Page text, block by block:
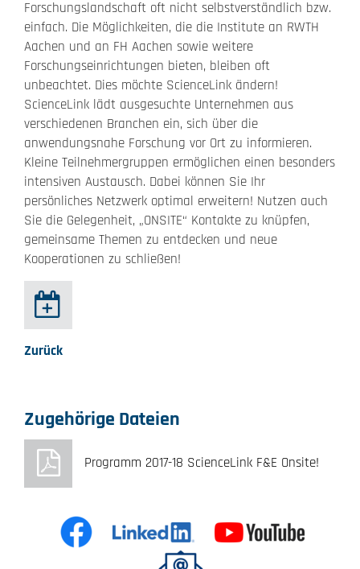
Forschungslandschaft oft nicht selbstverständlich bzw.
einfach. Die Möglichkeiten, die die Institute an RWTH
Aachen und an FH Aachen sowie weitere
Forschungseinrichtungen bieten, bleiben oft
unbeachtet. Dies möchte ScienceLink ändern!
ScienceLink lädt ausgesuchte Unternehmen aus
verschiedenen Branchen ein, sich über die
anwendungsnahe Forschung vor Ort zu informieren.
Kleine Teilnehmergruppen ermöglichen einen besonders
intensiven Austausch. Dabei können Sie Ihr
persönliches Netzwerk optimal erweitern! Nutzen auch
Sie die Gelegenheit, „ONSITE“ Kontakte zu knüpfen,
gemeinsame Themen zu entdecken und neue
Kooperationen zu schließen!
Zurück
Zugehörige Dateien
Programm 2017-18 ScienceLink F&E Onsite!